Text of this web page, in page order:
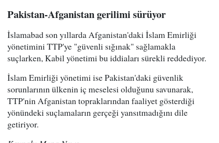
Pakistan-Afganistan gerilimi sürüyor
İslamabad son yıllarda Afganistan'daki İslam Emirliği
yönetimini TTP'ye "güvenli sığınak" sağlamakla
suçlarken, Kabil yönetimi bu iddiaları sürekli reddediyor.
İslam Emirliği yönetimi ise Pakistan'daki güvenlik
sorunlarının ülkenin iç meselesi olduğunu savunarak,
TTP'nin Afganistan topraklarından faaliyet gösterdiği
yönündeki suçlamaların gerçeği yansıtmadığını dile
getiriyor.